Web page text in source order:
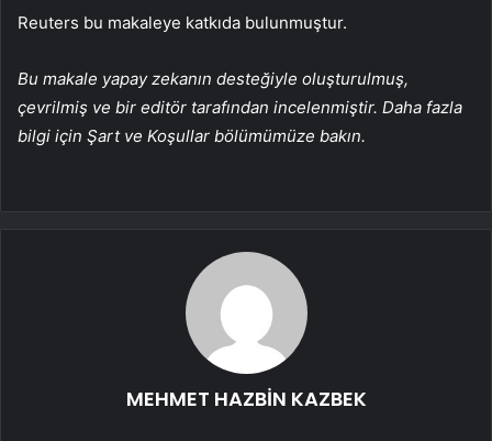
Reuters bu makaleye katkıda bulunmuştur.
Bu makale yapay zekanın desteğiyle oluşturulmuş,
çevrilmiş ve bir editör tarafından incelenmiştir. Daha fazla
bilgi için Şart ve Koşullar bölümümüze bakın.
MEHMET HAZBİN KAZBEK